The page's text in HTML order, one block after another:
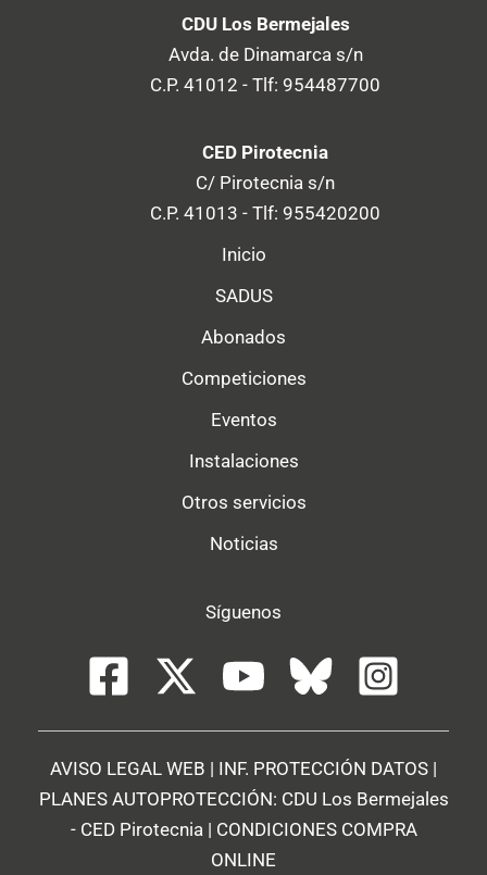
CDU Los Bermejales
Avda. de Dinamarca s/n
C.P. 41012 - Tlf: 954487700
CED Pirotecnia
C/ Pirotecnia s/n
C.P. 41013 - Tlf: 955420200
Inicio
SADUS
Abonados
Competiciones
Eventos
Instalaciones
Otros servicios
Noticias
Síguenos
AVISO LEGAL WEB | INF. PROTECCIÓN DATOS |
PLANES AUTOPROTECCIÓN: CDU Los Bermejales
- CED Pirotecnia | CONDICIONES COMPRA
ONLINE